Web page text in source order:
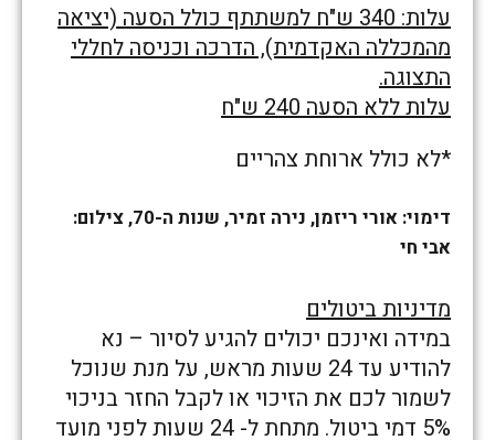
עלות: 340 ש"ח למשתתף כולל הסעה (יציאה
מהמכללה האקדמית), הדרכה וכניסה לחללי
התצוגה.
עלות ללא הסעה 240 ש"ח
*לא כולל ארוחת צהריים
דימוי: אורי ריזמן, נירה זמיר, שנות ה-70, צילום:
אבי חי
מדיניות ביטולים
במידה ואינכם יכולים להגיע לסיור – נא
להודיע עד 24 שעות מראש, על מנת שנוכל
לשמור לכם את הזיכוי או לקבל החזר בניכוי
5% דמי ביטול. מתחת ל- 24 שעות לפני מועד